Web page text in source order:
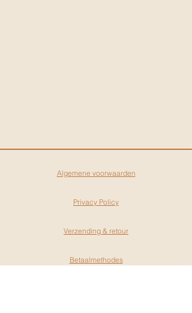
Algemene voorwaarden
Privacy Policy
Verzending & retour
Betaalmethodes